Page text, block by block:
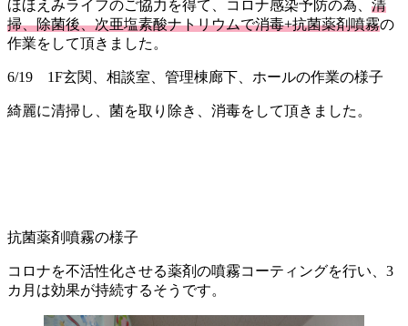
ほほえみライフのご協力を得て、コロナ感染予防の為、 清
掃、除菌後、次亜塩素酸ナトリウムで消毒+抗菌薬剤噴霧の
作業をして頂きました。
6/19 1F玄関、相談室、管理棟廊下、ホールの作業の様子
綺麗に清掃し、菌を取り除き、消毒をして頂きました。
抗菌薬剤噴霧の様子
コロナを不活性化させる薬剤の噴霧コーティングを行い、3
カ月は効果が持続するそうです。